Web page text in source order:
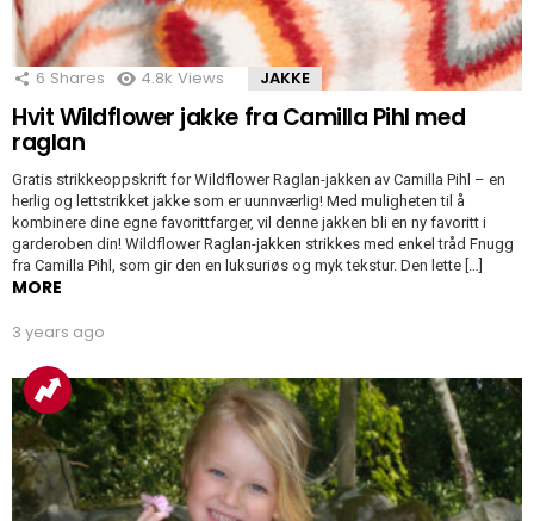
6 Shares 4.8k Views JAKKE
Hvit Wildflower jakke fra Camilla Pihl med
raglan
Gratis strikkeoppskrift for Wildflower Raglan-jakken av Camilla Pihl – en
herlig og lettstrikket jakke som er uunnværlig! Med muligheten til å
kombinere dine egne favorittfarger, vil denne jakken bli en ny favoritt i
garderoben din! Wildflower Raglan-jakken strikkes med enkel tråd Fnugg
fra Camilla Pihl, som gir den en luksuriøs og myk tekstur. Den lette […]
MORE
3 years ago